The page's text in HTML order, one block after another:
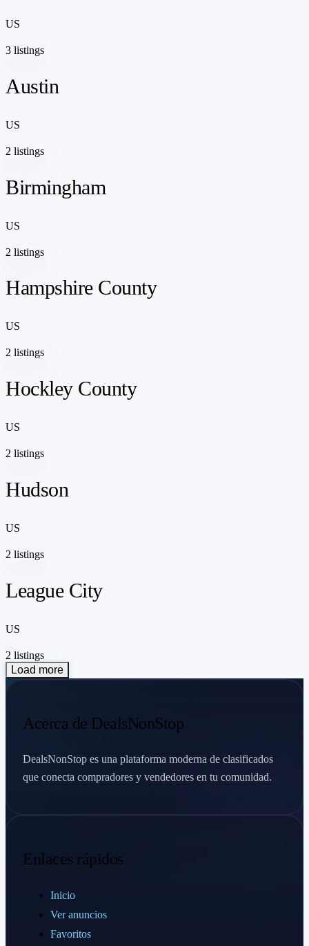
US
3 listings
Austin
US
2 listings
Birmingham
US
2 listings
Hampshire County
US
2 listings
Hockley County
US
2 listings
Hudson
US
2 listings
League City
US
2 listings
Load more
Acerca de DealsNonStop
DealsNonStop es una plataforma moderna de clasificados
que conecta compradores y vendedores en tu comunidad.
Enlaces rápidos
Inicio
Ver anuncios
Favoritos